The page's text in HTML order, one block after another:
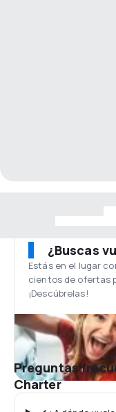
¿Buscas
Estás en el lugar
cientos de ofertas
¡Descúbrelas!
Preguntas
Charter